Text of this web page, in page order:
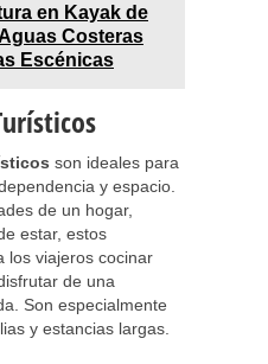
en Kayak de
Costeras
Escénicas
son ideales para
y espacio.
de un hogar,
estar, estos
los viajeros cocinar
de una
Son especialmente
y estancias largas.